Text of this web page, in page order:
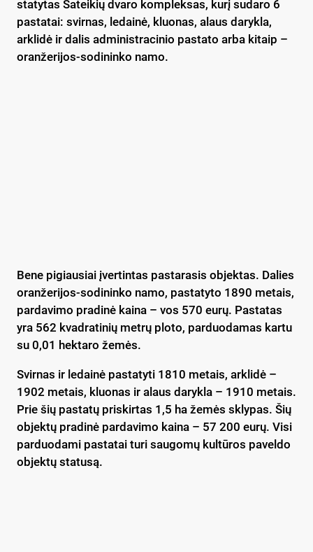
statytas Šateikių dvaro kompleksas, kurį sudaro 6
pastatai: svirnas, ledainė, kluonas, alaus darykla,
arklidė ir dalis administracinio pastato arba kitaip –
oranžerijos-sodininko namo.
Bene pigiausiai įvertintas pastarasis objektas. Dalies
oranžerijos-sodininko namo, pastatyto 1890 metais,
pardavimo pradinė kaina – vos 570 eurų. Pastatas
yra 562 kvadratinių metrų ploto, parduodamas kartu
su 0,01 hektaro žemės.
Svirnas ir ledainė pastatyti 1810 metais, arklidė –
1902 metais, kluonas ir alaus darykla – 1910 metais.
Prie šių pastatų priskirtas 1,5 ha žemės sklypas. Šių
objektų pradinė pardavimo kaina – 57 200 eurų. Visi
parduodami pastatai turi saugomų kultūros paveldo
objektų statusą.